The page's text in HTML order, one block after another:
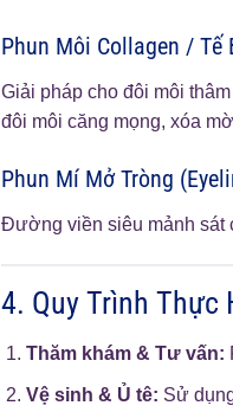
Phun Môi Collagen / Tế
Giải pháp cho đôi môi
đôi môi căng mọng, xóa
Phun Mí Mở Tròng
Đường viền siêu mảnh sát
4. Quy Trình Thực
Thăm khám & Tư vấn:
Vệ sinh & Ủ tê: Sử